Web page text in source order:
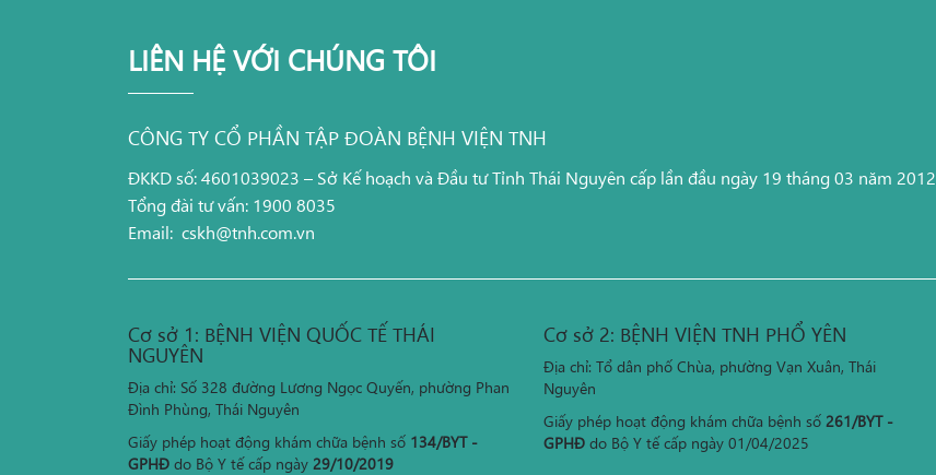
LIÊN HỆ VỚI CHÚNG TÔI
CÔNG TY CỔ PHẦN TẬP ĐOÀN BỆNH VIỆN TNH
ĐKKD số: 4601039023 – Sở Kế hoạch và Đầu tư Tỉnh Thái Nguyên cấp lần đầu ngày 19 tháng 03 năm 2012
Tổng đài tư vấn: 1900 8035
Email: cskh@tnh.com.vn
Cơ sở 1: BỆNH VIỆN QUỐC TẾ THÁI
NGUYÊN
Địa chỉ: Số 328 đường Lương Ngọc Quyến, phường Phan
Đình Phùng, Thái Nguyên
Giấy phép hoạt động khám chữa bệnh số 134/BYT -
GPHĐ do Bộ Y tế cấp ngày 29/10/2019
Cơ sở 2: BỆNH VIỆN TNH PHỔ YÊN
Địa chỉ: Tổ dân phố Chùa, phường Vạn Xuân, Thái
Nguyên
Giấy phép hoạt động khám chữa bệnh số 261/BYT -
GPHĐ do Bộ Y tế cấp ngày 01/04/2025